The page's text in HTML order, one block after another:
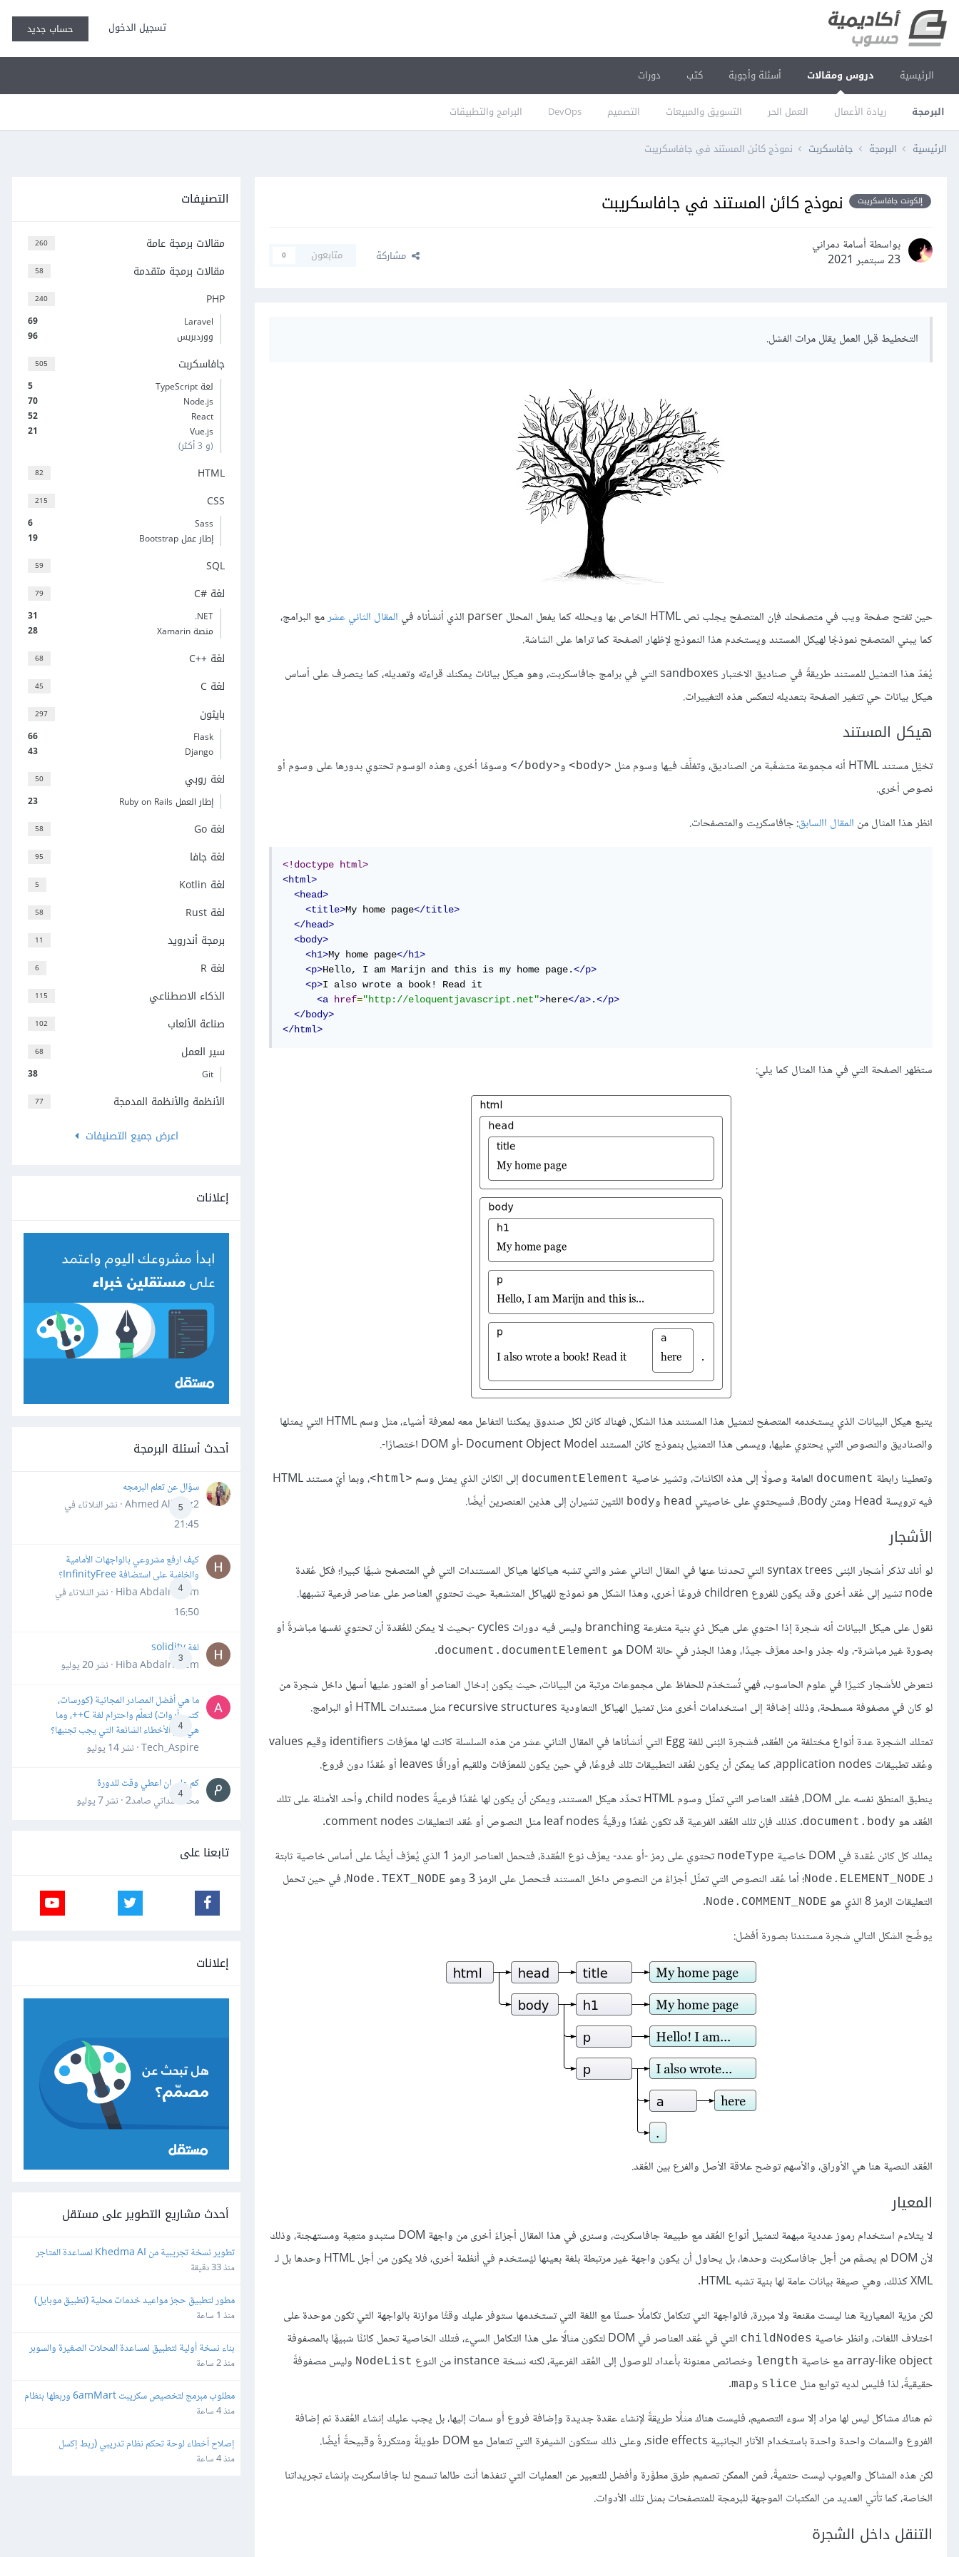
تسجيل الدخول حساب جديد
الرئيسية دروس ومقالات
البرمجة ريادة الأعمال العمل الحر التسويق والمبيعات التصميم DevOps البرامج والتطبيقات
أسئلة وأجوبة كتب دورات
الرئيسية البرمجة جافاسكربت نموذج كائن المستند في جافاسكريبت
إلكونت جافاسكريبت نموذج كائن المستند في جافاسكريبت
بواسطة أسامة دمراني
23 سبتمبر 2021
مشاركة متابعون 0
التخطيط قبل العمل يقلل مرات الفشل.
حين تفتح صفحة ويب في متصفحك فإن المتصفح يجلب نص HTML الخاص بها ويحلله كما يفعل المحلل parser الذي أنشأناه في المقال الثاني عشرمع البرامج،
كما يبني المتصفح نموذجًا لهيكل المستند ويستخدم هذا النموذج لإظهار الصفحة كما تراها على الشاشة.
يُعَدّ هذا التمثيل للمستند طريقةً في صناديق الاختبار sandboxes التي في برامج جافاسكربت، وهو هيكل بيانات يمكنك قراءته وتعديله، كما يتصرف على أساس
هيكل بيانات حي تتغير الصفحة بتعديله لتعكس هذه التغييرات.
هيكل المستند
تخيَّل مستند HTML أنه مجموعة متشعِّبة من الصناديق، وتغلِّف فيها وسوم مثل <body> و<‎/body>
وسومًا أخرى، وهذه الوسوم تحتوي بدورها على وسوم أو
نصوص أخرى.
انظر هذا المثال من المقال االسابق: جافاسكربت والمتصفحات.
<!doctype html>
<html>
<head>
<title>My home page</title>
</head>
<body>
<h1>My home page</h1>
<p>Hello, I am Marijn and this is my home page.</p>
<p>I also wrote a book! Read it
<a
href="http://eloquentjavascript.net">here</a>.</p>
</body>
</html>
ستظهر الصفحة التي في هذا المثال كما يلي:
يتبع هيكل البيانات الذي يستخدمه المتصفح لتمثيل هذا المستند هذا الشكل، فهناك كائن لكل صندوق يمكننا التفاعل معه لمعرفة أشياء، مثل وسم HTML التي يمثلها
والصناديق والنصوص التي يحتوي عليها، ويسمى هذا التمثيل بنموذج كائن المستند Document Object Model -أو DOM اختصارًا-.
وتعطينا رابطة document العامة وصولًا إلى هذه الكائنات، وتشير خاصية documentElement إلى الكائن الذي يمثل وسم <html>
، وبما أيّ مستند HTML
فيه ترويسة Head ومتن Body، فسيحتوي على خاصيتي
head وbody اللتين تشيران إلى هذين العنصرين أيضًا.
الأشجار
لو أنك تذكر أشجار البُنى syntax trees التي تحدثنا عنها في المقال الثاني عشر والتي تشبه هياكلها هياكل المستندات التي في المتصفح شبهًا كبيرا؛ فكل عُقدة
node تشير إلى عُقد أخرى وقد يكون للفروع children فروعًا أخرى، وهذا الشكل هو نموذج للهياكل المتشعبة حيث تحتوي العناصر على عناصر فرعية تشبهها.
نقول على هيكل البيانات أنه شجرة إذا احتوي على هيكل ذي بنية متفرعة branching وليس فيه دورات cycles -بحيث لا يمكن للعُقدة أن تحتوي نفسها مباشرةً أو
بصورة غير مباشرة-، وله جذر واحد معرَّف جيدًا، وهذا الجذر في حالة DOM هو
document.documentElement
.
نتعرض للأشجار كثيرًا في علوم الحاسوب، فهي تُستخدَم للحفاظ على مجموعات مرتبة من البيانات، حيث يكون إدخال العناصر أو العثور عليها أسهل داخل شجرة من
لو كان في مصفوفة مسطحة، وذلك إضافة إلى استخدامات أخرى مثل تمثيل الهياكل التعاودية recursive structures مثل مستندات HTML أو البرامج.
تمتلك الشجرة عدة أنواع مختلفة من العُقد، فشجرة البُنى للغة Egg التي أنشأناها في المقال الثاني عشر من هذه السلسلة كانت لها معرِّفات identifiers وقيم values
وعُقد تطبيقات application nodes، كما يمكن أن يكون لعُقد التطبيقات تلك فروعًا، في حين يكون للمعرِّفات وللقيم أوراقًا leaves أو عُقدًا دون فروع.
ينطبق المنطق نفسه على DOM، فعُقد العناصر التي تمثِّل وسوم HTML تحدِّد هيكل المستند، ويمكن أن يكون لها عُقدًا فرعيةً child nodes، وأحد الأمثلة على تلك
العُقد هو document.body. كذلك فإن تلك العُقد الفرعية قد تكون عُقدًا ورقيةً leaf nodes مثل النصوص أو عُقد التعليقات comment nodes.
يملك كل كائن عُقدة في DOM خاصية
nodeType
تحتوي على رمز -أو عدد- يعرِّف نوع العُقدة، فتحمل العناصر الرمز 1 الذي يُعرَّف أيضًا على أساس خاصية ثابتة
لـ Node.ELEMENT_NODE؛ أما عُقد النصوص التي تمثِّل أجزاءً من النصوص داخل المستند فتحصل على الرمز 3 وهو Node.TEXT_NODE، في حين تحمل
التعليقات الرمز 8 الذي هو
Node.COMMENT_NODE
.
يوضِّح الشكل التالي شجرة مستندنا بصورة أفضل:
العُقد النصية هنا هي الأوراق، والأسهم توضح علاقة الأصل والفرع بين العُقد.
المعيار
لا يتلاءم استخدام رموز عددية مبهمة لتمثيل أنواع العُقد مع طبيعة جافاسكربت، وسنرى في هذا المقال أجزاءً أخرى من واجهة DOM ستبدو متعِبة ومستهجنة، وذلك
لأن DOM لم يصمَّم من أجل جافاسكربت وحدها، بل يحاول أن يكون واجهة غير مرتبطة بلغة بعينها ليُستخدم في أنظمة أخرى، فلا يكون من أجل HTML وحدها بل لـ
XML كذلك، وهي صيغة بيانات عامة لها بنية تشبه HTML.
لكن مزية المعيارية هنا ليست مقنعة ولا مبررة، فالواجهة التي تتكامل تكاملًا حسنًا مع اللغة التي تستخدمها ستوفر عليك وقتًا موازنة بالواجهة التي تكون موحدة على
اختلاف اللغات، وانظر خاصية childNodes
التي في عُقد العناصر في DOM لتكون مثالًا على هذا التكامل السيء، فتلك الخاصية تحمل كائنًا شبيهًا بالمصفوفة
array-like object مع خاصية
length وخصائص معنونة بأعداد للوصول إلى العُقد الفرعية، لكنه نسخة instance من النوع NodeList وليس مصفوفةً
حقيقيةً، لذا فليس لديه توابع مثل slice وmap
.
ثم هناك مشاكل ليس لها مراد إلا سوء التصميم، فليست هناك مثلًا طريقةً لإنشاء عقدة جديدة وإضافة فروع أو سمات إليها، بل يجب عليك إنشاء العُقدة ثم إضافة
الفروع والسمات واحدة واحدة باستخدام الآثار الجانبية side effects، وعلى ذلك ستكون الشيفرة التي تتعامل مع DOM طويلةً ومتكررةً وقبيحةً أيضًا.
لكن هذه المشاكل والعيوب ليست حتميةً، فمن الممكن تصميم طرق مطوَّرة وأفضل للتعبير عن العمليات التي تنفذها أنت طالما تسمح لنا جافاسكربت بإنشاء تجريداتنا
الخاصة، كما تأتي العديد من المكتبات الموجهة للبرمجة للمتصفحات بمثل تلك الأدوات.
التنقل داخل الشجرة
التصنيفات
260 مقالات برمجة عامة
58 مقالات برمجة متقدمة
240 PHP
69
Laravel
96
ووردبريس
505 جافاسكربت
5
لغة TypeScript
70
Node.js
52
React
21
Vue.js
(و 3 أكثر)
82 HTML
215 CSS
6
Sass
19
إطار عمل Bootstrap
59 SQL
79 لغة C#‎
31
‎.NET
28
منصة Xamarin
68 لغة C++‎
45 لغة C
297 بايثون
66
Flask
43
Django
50 لغة روبي
23 إطار العمل Ruby on Rails
58 لغة Go
95 لغة جافا
5 لغة Kotlin
58 لغة Rust
11 برمجة أندرويد
6 لغة R
115 الذكاء الاصطناعي
102 صناعة الألعاب
68 سير العمل
38 Git
77
الأنظمة والأنظمة المدمجة
اعرض جميع التصنيفات
إعلانات
أحدث أسئلة البرمجة
5
سؤال عن تعلم البرمجه
Ahmed Alhafiz2 · نشر
الثلاثاء في
21:45
4
كيف ارفع مشروعي بالواجهات الأمامية
والخلفية على استضافة InfinityFree؟
Hiba Abdalrheem · نشر
الثلاثاء في
16:50
3
لغة solidity
Hiba Abdalrheem · نشر
20 يوليو
4
ما هي أفضل المصادر المجانية (كورسات،
كتب، أدوات) لتعلّم واحترام لغة C++، وما
هي أهم الأخطاء الشائعة التي يجب تجنبها؟
Tech_Aspire · نشر
14 يوليو
4
كم علي ان اعطي وقت للدورة
محمد سداتي صامد2 · نشر
7 يوليو
تابعنا على
إعلانات
أحدث مشاريع التطوير على مستقل
تطوير نسخة تجريبية من Khedma AI لمساعدة المتاجر
منذ 33 دقيقة
مطور لتطبيق حجز مواعيد خدمات محلية (تطبيق موبايل)
منذ 1 ساعة
بناء نسخة أولية لتطبيق لمساعدة المحلات الصغيرة والسوبر
ماركت
منذ 2 ساعة
المحاسبة "دفترة" وبوابات الدفع في مصر
منذ 4 ساعة
وصلاحيات)
منذ 4 ساعة